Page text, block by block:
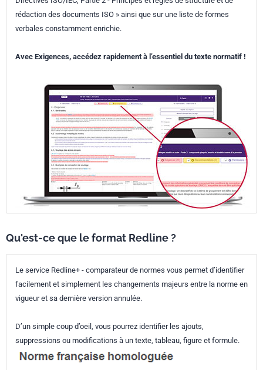
rédaction des documents ISO » ainsi que sur une liste de formes
verbales constamment enrichie.
Avec Exigences, accédez rapidement à l’essentiel du texte normatif !
Qu'est-ce que le format Redline ?
Le service Redline+ - comparateur de normes vous permet d’identifier
facilement et simplement les changements majeurs entre la norme en
vigueur et sa dernière version annulée.
D’un simple coup d’oeil, vous pourrez identifier les ajouts,
suppressions ou modifications à un texte, tableau, figure et formule.